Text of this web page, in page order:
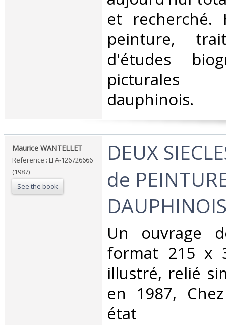
et recherché.
peinture,
d'études
dauphinois. ‎
‎Maurice WANTELLET‎
Reference : LFA-126726666
(1987)
See the book
‎DEUX
de
‎Un ouvrage
format 215 x
illustré, relié
en 1987,
état‎